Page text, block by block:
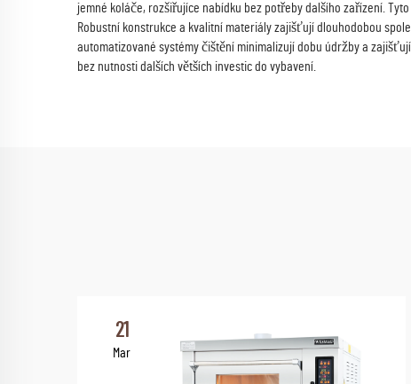
jemné koláče, rozšiřujíce nabídku bez potřeby dalšího zařízení.
Robustní konstrukce a kvalitní materiály zajišťují dlouhodobou
automatizované systémy čištění minimalizují dobu údržby a
bez nutnosti dalších větších investic do vybavení.
21
Mar